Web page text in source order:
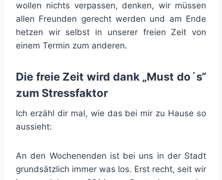
wollen nichts verpassen, denken, wir müssen
allen Freunden gerecht werden und am Ende
hetzen wir selbst in unserer freien Zeit von
einem Termin zum anderen.
Die freie Zeit wird dank „Must do´s“
zum Stressfaktor
Ich erzähl dir mal, wie das bei mir zu Hause so
aussieht:
An den Wochenenden ist bei uns in der Stadt
grundsätzlich immer was los. Erst recht, seit wir